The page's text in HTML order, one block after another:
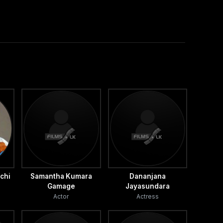
Samantha Kumara
Gamage
Actor
Dananjana
Jayasundara
Actress